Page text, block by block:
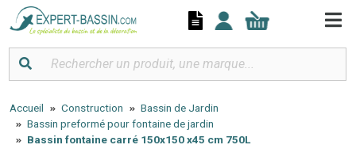
Accueil Construction
Bassin de Jardin
Bassin preformé pour fontaine de jardin
Bassin fontaine carré 150x150 x45 cm 750L
Panneau de gestion des cookies